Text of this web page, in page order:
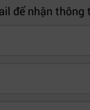
để nhận thông